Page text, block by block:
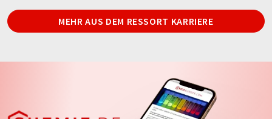
MEHR AUS DEM RESSORT KARRIERE